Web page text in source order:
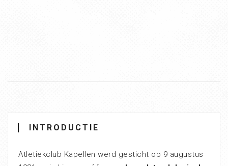
INTRODUCTIE
Atletiekclub Kapellen werd gesticht op 9 augustus